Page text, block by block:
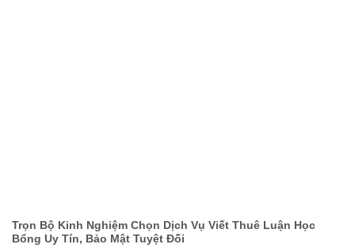
Trọn Bộ Kinh Nghiệm Chọn Dịch Vụ Viết Thuê Luận Học
Bổng Uy Tín, Bảo Mật Tuyệt Đối